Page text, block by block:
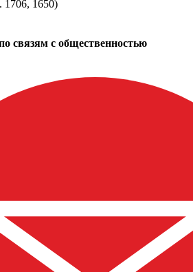
1706, 1650)
связям с общественностью